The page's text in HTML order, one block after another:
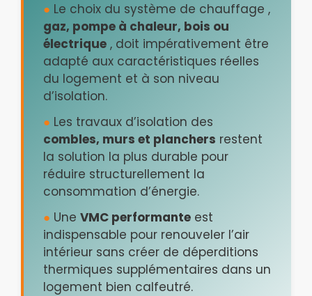
● Le choix du système de chauffage ,
gaz, pompe à chaleur, bois ou
électrique , doit impérativement être
adapté aux caractéristiques réelles
du logement et à son niveau
d’isolation.
● Les travaux d’isolation des
combles, murs et planchers restent
la solution la plus durable pour
réduire structurellement la
consommation d’énergie.
● Une VMC performante est
indispensable pour renouveler l’air
intérieur sans créer de déperditions
thermiques supplémentaires dans un
logement bien calfeutré.